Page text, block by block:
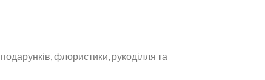
флористики, рукоділля та